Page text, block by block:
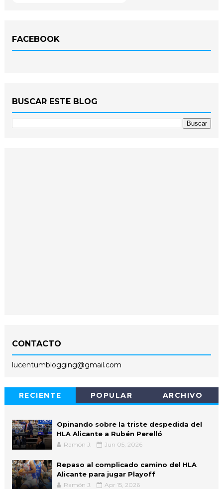
FACEBOOK
BUSCAR ESTE BLOG
CONTACTO
lucentumblogging@gmail.com
RECIENTE POPULAR ARCHIVO
Opinando sobre la triste despedida del
HLA Alicante a Rubén Perelló
Ramón J. Jun 05, 2026
Repaso al complicado camino del HLA
Alicante para jugar Playoff
Ramón J. Apr 15, 2026